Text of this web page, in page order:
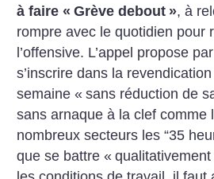
à faire « Grève debout », à
rompre avec le quotidien pour
l’offensive. L’appel propose
s’inscrire dans la
semaine « sans réduction de
sans arnaque à la clef comme
nombreux secteurs les “35
que se battre « qualitativement